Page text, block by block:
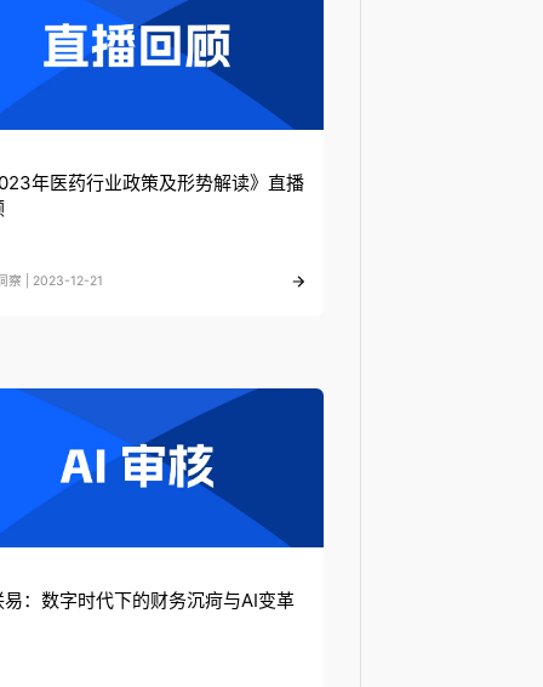
年医药行业政策及形势解读》直播
察 | 2023-12-21
易：数字时代下的财务沉疴与AI变革